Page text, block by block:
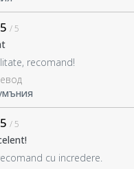
5 / 5
recomand!
5 / 5
cu incredere.